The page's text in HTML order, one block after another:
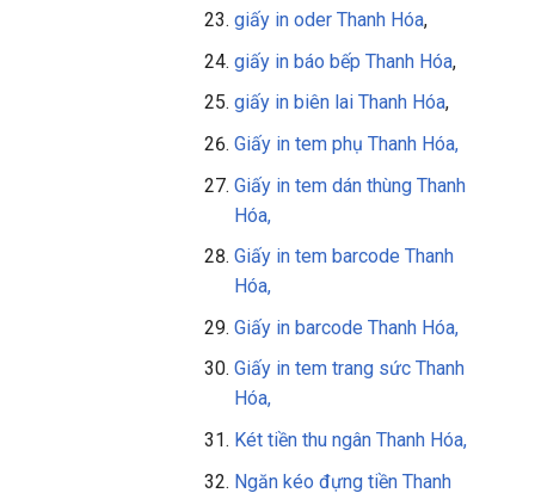
giấy in oder Thanh Hóa,
giấy in báo bếp Thanh Hóa,
giấy in biên lai Thanh Hóa,
Giấy in tem phụ Thanh Hóa,
Giấy in tem dán thùng Thanh
Hóa,
Giấy in tem barcode Thanh
Hóa,
Giấy in barcode Thanh Hóa,
Giấy in tem trang sức Thanh
Hóa,
Két tiền thu ngân Thanh Hóa,
Ngăn kéo đựng tiền Thanh